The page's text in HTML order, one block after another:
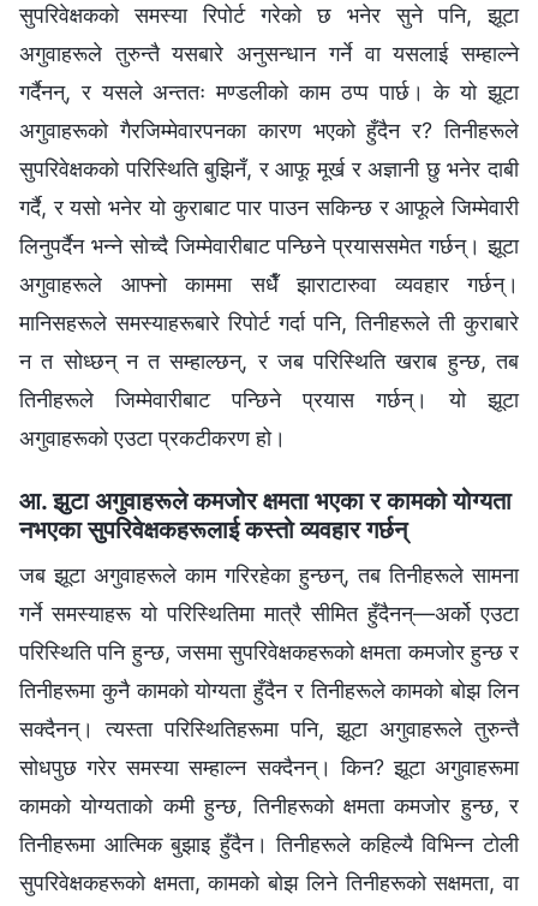
सुपरिवेक्षकको समस्या रिपोर्ट गरेको छ भनेर सुने पनि, झूटा
अगुवाहरूले तुरुन्तै यसबारे अनुसन्धान गर्ने वा यसलाई सम्हाल्ने
गर्दैनन्, र यसले अन्ततः मण्डलीको काम ठप्‍प पार्छ। के यो झूटा
अगुवाहरूको गैरजिम्मेवारपनका कारण भएको हुँदैन र? तिनीहरूले
सुपरिवेक्षकको परिस्थिति बुझिनँ, र आफू मूर्ख र अज्ञानी छु भनेर दाबी
गर्दै, र यसो भनेर यो कुराबाट पार पाउन सकिन्छ र आफूले जिम्मेवारी
लिनुपर्दैन भन्‍ने सोच्दै जिम्मेवारीबाट पन्छिने प्रयाससमेत गर्छन्। झूटा
अगुवाहरूले आफ्नो काममा सधैँ झाराटारुवा व्यवहार गर्छन्।
मानिसहरूले समस्याहरूबारे रिपोर्ट गर्दा पनि, तिनीहरूले ती कुराबारे
न त सोध्छन् न त सम्हाल्छन्, र जब परिस्थिति खराब हुन्छ, तब
तिनीहरूले जिम्मेवारीबाट पन्छिने प्रयास गर्छन्। यो झूटा
अगुवाहरूको एउटा प्रकटीकरण हो।
आ. झुटा अगुवाहरूले कमजोर क्षमता भएका र कामको योग्यता
नभएका सुपरिवेक्षकहरूलाई कस्तो व्यवहार गर्छन्
जब झूटा अगुवाहरूले काम गरिरहेका हुन्छन्, तब तिनीहरूले सामना
गर्ने समस्याहरू यो परिस्थितिमा मात्रै सीमित हुँदैनन्—अर्को एउटा
परिस्थिति पनि हुन्छ, जसमा सुपरिवेक्षकहरूको क्षमता कमजोर हुन्छ र
तिनीहरूमा कुनै कामको योग्यता हुँदैन र तिनीहरूले कामको बोझ लिन
सक्दैनन्। त्यस्ता परिस्थितिहरूमा पनि, झूटा अगुवाहरूले तुरुन्तै
सोधपुछ गरेर समस्या सम्हाल्न सक्दैनन्। किन? झूटा अगुवाहरूमा
कामको योग्यताको कमी हुन्छ, तिनीहरूको क्षमता कमजोर हुन्छ, र
तिनीहरूमा आत्मिक बुझाइ हुँदैन। तिनीहरूले कहिल्यै विभिन्‍न टोली
सुपरिवेक्षकहरूको क्षमता, कामको बोझ लिने तिनीहरूको सक्षमता, वा